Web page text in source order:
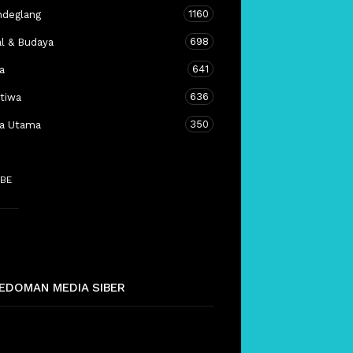
1160
& Budaya 698
641
636
Utama 350
MEDIA SIBER